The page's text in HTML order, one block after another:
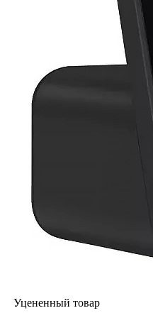
Уцененный товар